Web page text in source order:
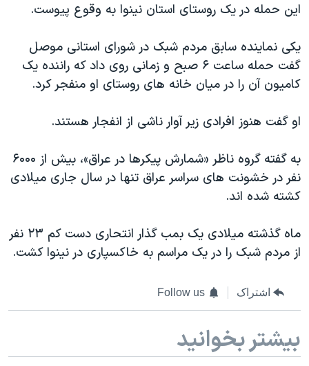
صفحه‌های ویژه
این حمله در یک روستای استان نینوا به وقوع پیوست.
یکی نماینده سابق مردم شبک در شورای استانی موصل
گفت حمله ساعت ۶ صبح و زمانی روی داد که راننده یک
کامیون آن را در میان خانه های روستای او منفجر کرد.
او گفت هنوز افرادی زیر آوار ناشی از انفجار هستند.
به گفته گروه ناظر «شمارش پیکرها در عراق»، بیش از ۶۰۰۰
نفر در خشونت های سراسر عراق تنها در سال جاری میلادی
کشته شده اند.
ماه گذشته میلادی یک بمب گذار انتحاری دست کم ۲۳ نفر
از مردم شبک را در یک مراسم به خاکسپاری در نینوا کشت.
اشتراک Follow us
بیشتر بخوانید